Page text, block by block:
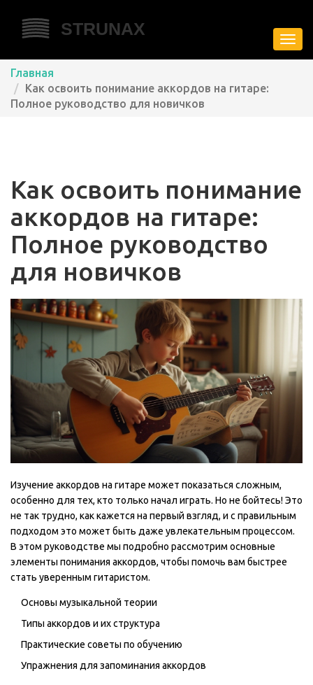
Главная
Как освоить понимание аккордов на гитаре:
Полное руководство для новичков
Как освоить понимание
аккордов на гитаре:
Полное руководство
для новичков
Изучение аккордов на гитаре может показаться сложным,
особенно для тех, кто только начал играть. Но не бойтесь! Это
не так трудно, как кажется на первый взгляд, и с правильным
подходом это может быть даже увлекательным процессом.
В этом руководстве мы подробно рассмотрим основные
элементы понимания аккордов, чтобы помочь вам быстрее
стать уверенным гитаристом.
Основы музыкальной теории
Типы аккордов и их структура
Практические советы по обучению
Упражнения для запоминания аккордов